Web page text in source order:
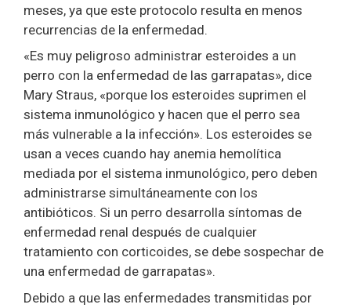
meses, ya que este protocolo resulta en menos
recurrencias de la enfermedad.
«Es muy peligroso administrar esteroides a un
perro con la enfermedad de las garrapatas», dice
Mary Straus, «porque los esteroides suprimen el
sistema inmunológico y hacen que el perro sea
más vulnerable a la infección». Los esteroides se
usan a veces cuando hay anemia hemolítica
mediada por el sistema inmunológico, pero deben
administrarse simultáneamente con los
antibióticos. Si un perro desarrolla síntomas de
enfermedad renal después de cualquier
tratamiento con corticoides, se debe sospechar de
una enfermedad de garrapatas».
Debido a que las enfermedades transmitidas por